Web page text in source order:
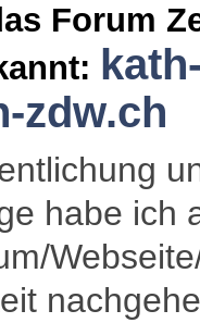
Forum
zdw.ch
habe ich